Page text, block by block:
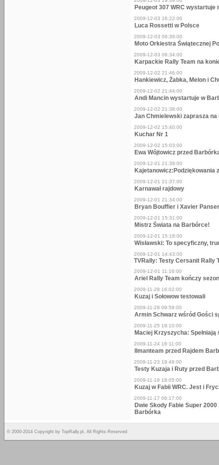
Peugeot 307 WRC wystartuje
2009-12-03 16:22:00
Luca Rossetti w Polsce
2009-12-03 06:39:00
Moto Orkiestra Świątecznej
2009-12-03 06:34:00
Karpackie Rally Team na
2009-12-02 21:46:00
Hankiewicz, Żabka, Melon i
2009-12-02 21:44:00
Andi Mancin wystartuje w
2009-12-02 21:38:00
Jan Chmielewski zaprasza
2009-12-02 15:40:00
Kuchar Nr 1
2009-12-02 15:03:00
Ewa Wójtowicz przed
2009-12-01 21:39:00
Kajetanowicz:Podziękowania
2009-12-01 21:37:00
Karnawał rajdowy
2009-12-01 21:34:00
Bryan Bouffier i Xavier
2009-12-01 15:31:00
Mistrz Świata na Barbórce!
2009-12-01 15:18:00
Wisławski: To specyficzny,
2009-12-01 14:43:00
TVRally: Testy Cersanit Rally
2009-12-01 11:16:00
Ariel Rally Team kończy
2009-11-28 16:02:00
Kuzaj i Sołowow testowali
2009-11-28 09:59:00
Armin Schwarz wśród Gości
2009-11-25 18:10:00
Maciej Krzyszycha: Spełniają
2009-11-24 16:11:00
Ilmanteam przed Rajdem
2009-11-23 19:48:00
Testy Kuzaja i Ruty przed
2009-11-18 18:05:00
Kuzaj w Fabii WRC. Jest i
2009-11-17 06:17:00
Dwie Skody Fabie Super
Barbórka
© 2000-2014 Copyright by TopRally.pl, All Rights Reserved